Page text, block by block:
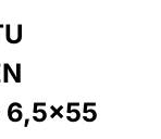
6,5×55